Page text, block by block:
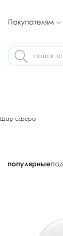
Покупателям
Шар сфера
популярные